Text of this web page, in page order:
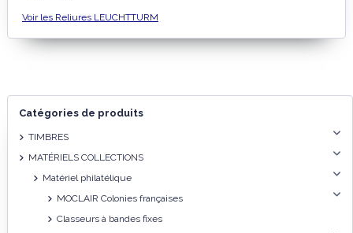
Voir les Reliures LEUCHTTURM
Catégories de produits
TIMBRES
MATÉRIELS COLLECTIONS
Matériel philatélique
MOCLAIR Colonies françaises
Classeurs à bandes fixes